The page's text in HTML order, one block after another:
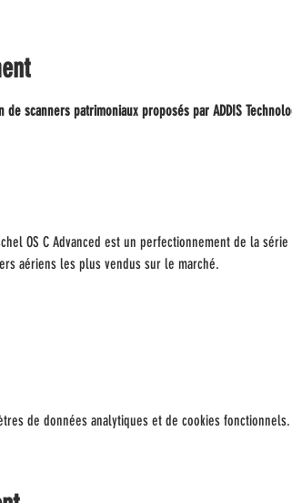
scanners patrimoniaux proposés par ADDIS
OS C Advanced est un perfectionnement de la
aériens les plus vendus sur le marché.
de données analytiques et de cookies fonctionnels.